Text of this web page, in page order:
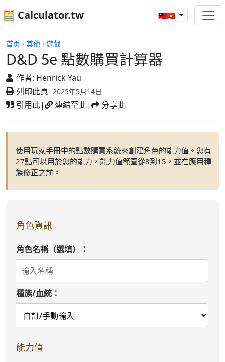
🧮 Calculator.tw 🇹🇼🇭🇰
首页 › 其他 › 遊戲
D&D 5e 點數購買計算器
作者: Henrick Yau
列印此頁- 2025年5月14日
引用此| 連結至此| 分享此
計算機
使用玩家手冊中的點數購買系統來創建角色的能力值。您有
27點可以用於您的能力，能力值範圍從8到15，並在應用種
族修正之前。
角色資訊
角色名稱（選填）：
種族/血統：
能力值